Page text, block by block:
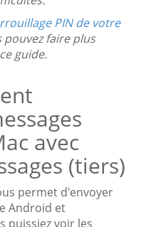
PIN de votre
pouvez faire plus
guide.
avec
(tiers)
permet d'envoyer
Android et
puissiez voir les